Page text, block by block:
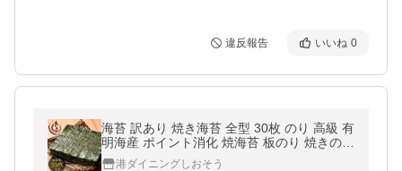
違反報告 いいね 0
海苔 訳あり 焼き海苔 全型 30枚 のり 高級 有
明海産 ポイント消化 焼海苔 板のり 焼きのり
やきのり 美味しい 爆買 お中元 御中元
港ダイニングしおそう